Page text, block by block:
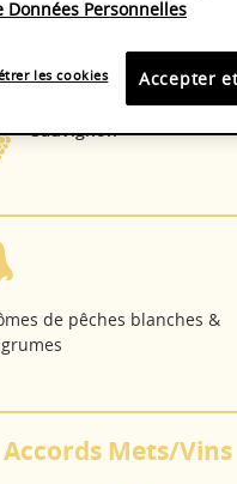
Sauvignon
de pêches blanches &
Accords Mets/Vins
Données Personnelles
Accepter
les cookies